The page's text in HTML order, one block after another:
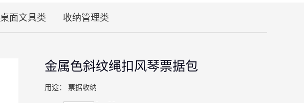
桌面文具类 收纳管理类
金属色斜纹绳扣风琴票据包
用途： 票据收纳